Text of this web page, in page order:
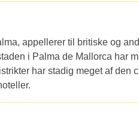
appellerer til britiske og
i Palma de Mallorca har
har stadig meget af den